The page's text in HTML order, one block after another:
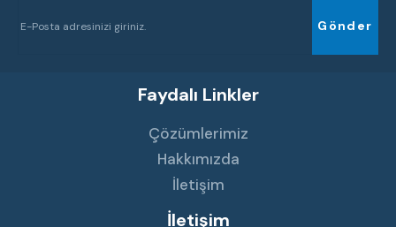
Gönder
Faydalı Linkler
Çözümlerimiz
Hakkımızda
İletişim
İletişim